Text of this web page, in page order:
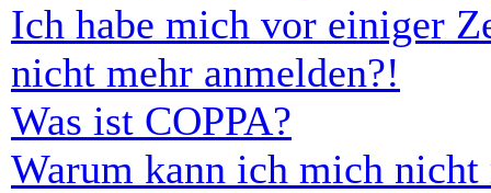
Ich habe mich vor einiger
nicht mehr anmelden?!
Was ist COPPA?
Warum kann ich mich nicht